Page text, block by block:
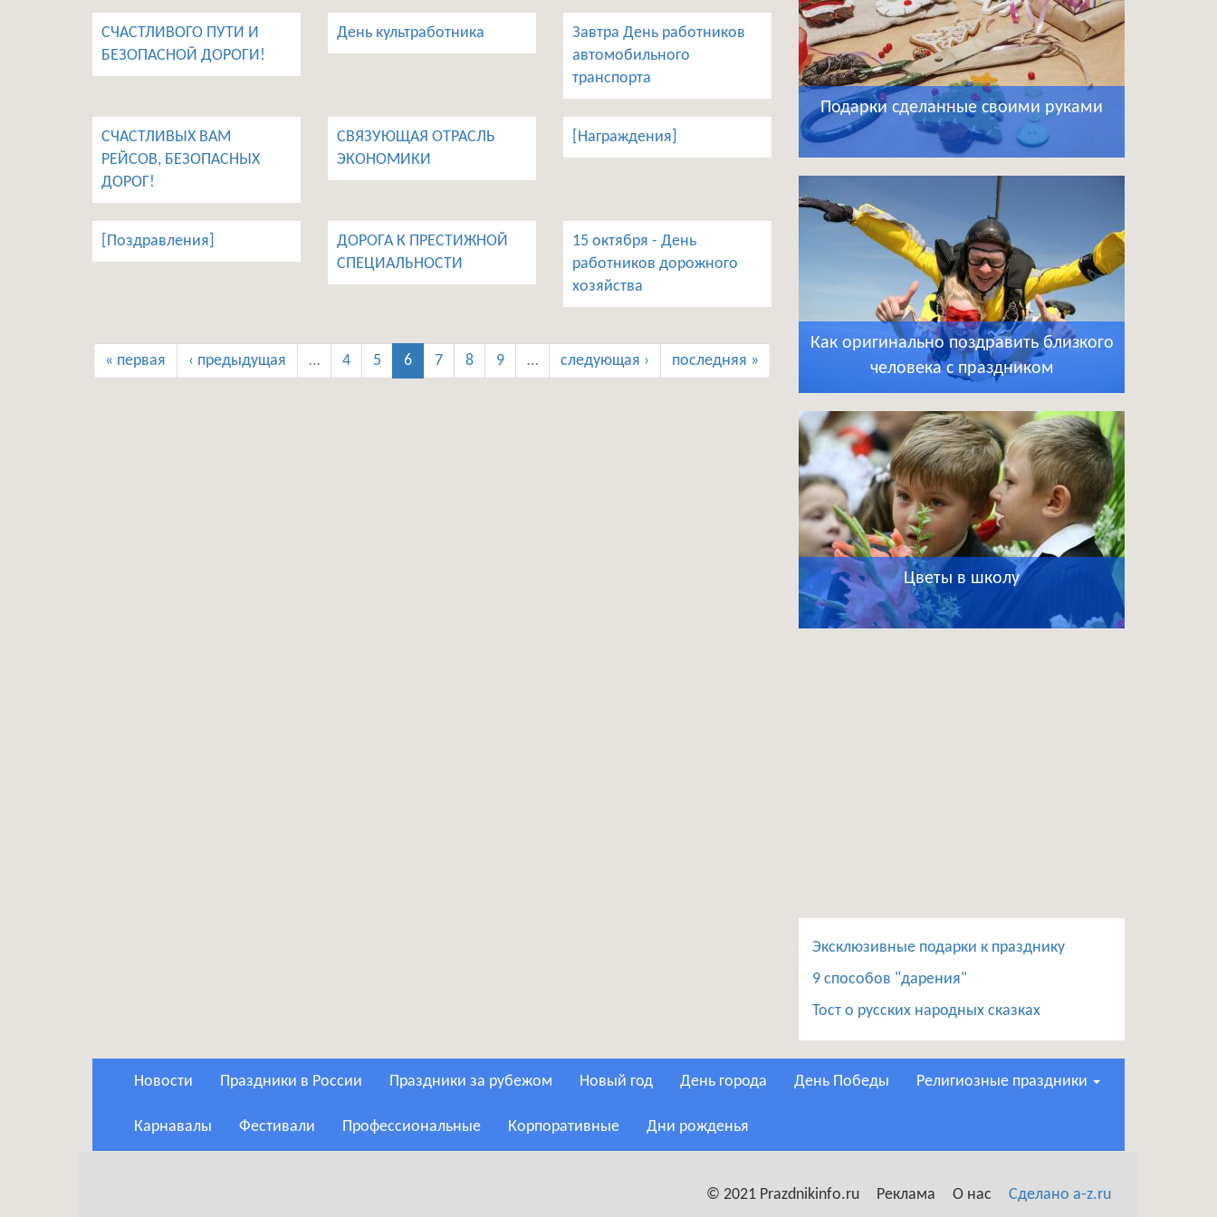
СЧАСТЛИВОГО ПУТИ И
БЕЗОПАСНОЙ ДОРОГИ!
День культработника
Завтра День работников
автомобильного
транспорта
СЧАСТЛИВЫХ ВАМ
РЕЙСОВ, БЕЗОПАСНЫХ
ДОРОГ!
СВЯЗУЮЩАЯ ОТРАСЛЬ
ЭКОНОМИКИ
[Награждения]
[Поздравления]
ДОРОГА К ПРЕСТИЖНОЙ
СПЕЦИАЛЬНОСТИ
15 октября - День
работников дорожного
хозяйства
« первая ‹ предыдущая … 4 5 6 7 8 9 … следующая › последняя »
Подарки сделанные своими руками
Как оригинально поздравить близкого
человека с праздником
Цветы в школу
Эксклюзивные подарки к празднику
9 способов "дарения"
Тост о русских народных сказках
Новости Праздники в России Праздники за рубежом Новый год День города День Победы Религиозные праздники
Карнавалы Фестивали Профессиональные Корпоративные Дни рожденья
© 2021 Prazdnikinfo.ru Реклама О нас Сделано a-z.ru